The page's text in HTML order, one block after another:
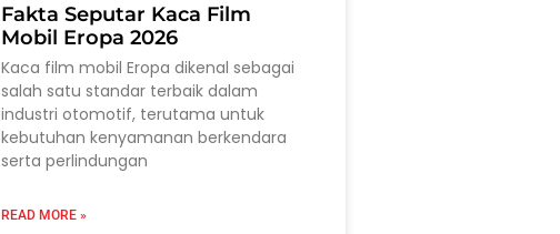
Fakta Seputar Kaca Film
Mobil Eropa 2026
Kaca film mobil Eropa dikenal sebagai
salah satu standar terbaik dalam
industri otomotif, terutama untuk
kebutuhan kenyamanan berkendara
serta perlindungan
READ MORE »